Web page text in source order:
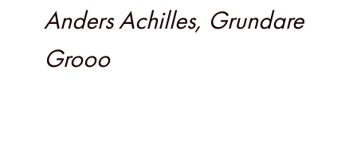
Anders Achilles, Grundare
Grooo